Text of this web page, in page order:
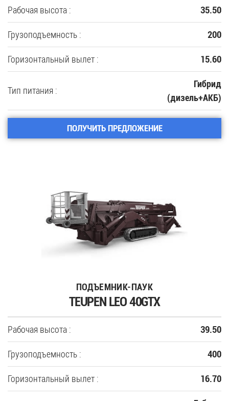
Рабочая высота : 35.50
Грузоподъемность : 200
Горизонтальный вылет : 15.60
Тип питания :
Гибрид
(дизель+АКБ)
ПОЛУЧИТЬ ПРЕДЛОЖЕНИЕ
ПОДЪЕМНИК-ПАУК
TEUPEN LEO 40GTX
Рабочая высота : 39.50
Грузоподъемность : 400
Горизонтальный вылет : 16.70